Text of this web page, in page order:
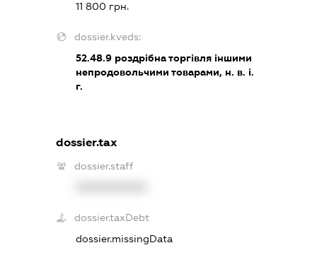
11 800 грн.
dossier.kveds:
52.48.9 роздрібна торгівля іншими
непродовольчими товарами, н. в. і.
г.
dossier.tax
dossier.staff
dossier.taxDebt
dossier.missingData